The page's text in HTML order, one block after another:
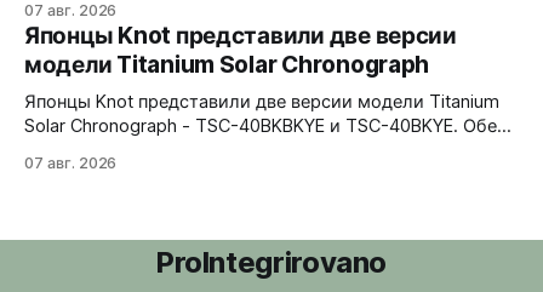
стекло 2,5 мм с антибликом. Крышка с гравировкой
дайверской маски. Соответствует стандарту MIL-STD-
810H. Водозащита 300 метров. 40x41,5 мм Seiko VH31A
кварц На черном каучуковом ремешке
07 авг. 2026
Японцы Knot представили две версии
модели Titanium Solar Chronograph
Японцы Knot представили две версии модели Titanium
Solar Chronograph - TSC-40BKBKYE и TSC-40BKYE. Обе
у TSC-40BKBKYE жёлтые акценты на чёрном
цвете. Часы продаются в комплекте с силиконовым
07 авг. 2026
ProIntegrirovano